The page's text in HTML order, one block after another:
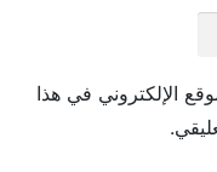
الإلكتروني في هذا